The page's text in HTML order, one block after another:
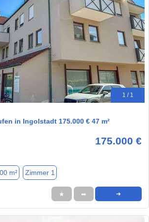
1 / 1
in Ingolstadt 175.000 € 47 m²
175.000 €
m² Zimmer 1
★ ➦ ➜